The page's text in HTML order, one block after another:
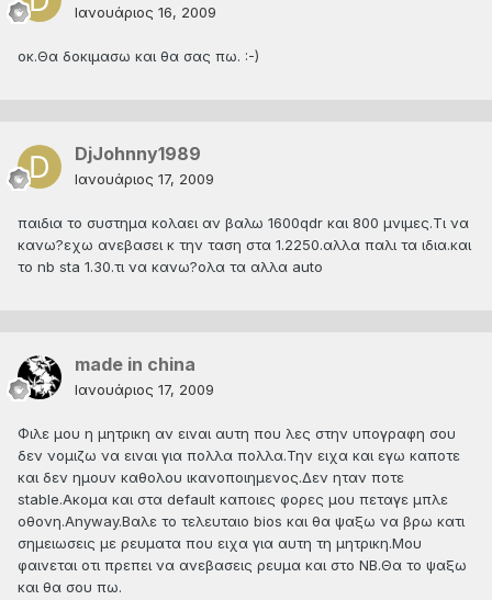
Ιανουάριος 16, 2009
οκ.Θα δοκιμασω και θα σας πω. :-)
DjJohnny1989
Ιανουάριος 17, 2009
παιδια το συστημα κολαει αν βαλω 1600qdr και 800 μνιμες.Τι να
κανω?εχω ανεβασει κ την ταση στα 1.2250.αλλα παλι τα ιδια.και
το nb sta 1.30.τι να κανω?ολα τα αλλα auto
made in china
Ιανουάριος 17, 2009
Φιλε μου η μητρικη αν ειναι αυτη που λες στην υπογραφη σου
δεν νομιζω να ειναι για πολλα πολλα.Την ειχα και εγω καποτε
και δεν ημουν καθολου ικανοποιημενος.Δεν ηταν ποτε
stable.Ακομα και στα default καποιες φορες μου πεταγε μπλε
οθονη.Anyway.Βαλε το τελευταιο bios και θα ψαξω να βρω κατι
σημειωσεις με ρευματα που ειχα για αυτη τη μητρικη.Μου
φαινεται οτι πρεπει να ανεβασεις ρευμα και στο ΝΒ.Θα το ψαξω
και θα σου πω.